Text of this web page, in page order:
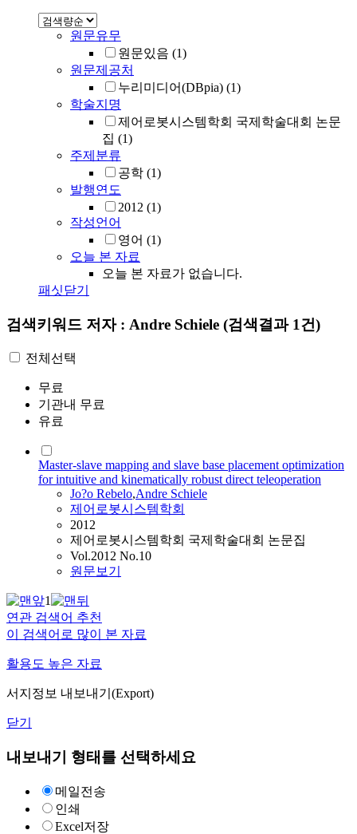
원문유무
원문있음 (1)
원문제공처
누리미디어(DBpia) (1)
학술지명
제어로봇시스템학회 국제학술대회 논문
집 (1)
주제분류
공학 (1)
발행연도
2012 (1)
작성언어
영어 (1)
오늘 본 자료
오늘 본 자료가 없습니다.
패싯닫기
검색키워드 저자 : Andre Schiele (검색결과 1건)
전체선택
무료
기관내 무료
유료
Master-slave mapping and slave base placement optimization
for intuitive and kinematically robust direct teleoperation
Jo?o Rebelo,Andre Schiele
제어로봇시스템학회
2012
제어로봇시스템학회 국제학술대회 논문집
Vol.2012 No.10
원문보기
1
연관 검색어 추천
이 검색어로 많이 본 자료
활용도 높은 자료
서지정보 내보내기(Export)
닫기
내보내기 형태를 선택하세요
메일전송
인쇄
Excel저장